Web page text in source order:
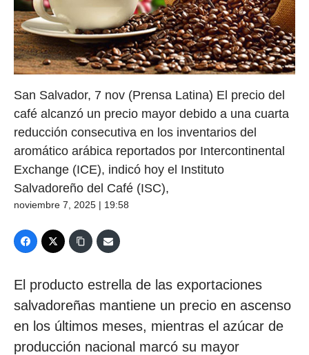
San Salvador, 7 nov (Prensa Latina) El precio del
café alcanzó un precio mayor debido a una cuarta
reducción consecutiva en los inventarios del
aromático arábica reportados por Intercontinental
Exchange (ICE), indicó hoy el Instituto
Salvadoreño del Café (ISC),
noviembre 7, 2025 | 19:58
El producto estrella de las exportaciones
salvadoreñas mantiene un precio en ascenso
en los últimos meses, mientras el azúcar de
producción nacional marcó su mayor